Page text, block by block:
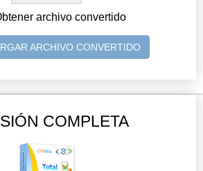
archivo convertido
ARCHIVO CONVERTIDO
COMPLETA